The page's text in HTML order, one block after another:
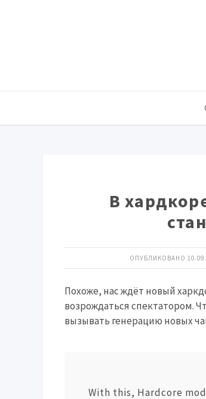
В
ОПУБЛИКОВАНО
Похоже, нас ждёт новый
возрождаться спектатором.
вызывать генерацию новых
With this, Hardcore